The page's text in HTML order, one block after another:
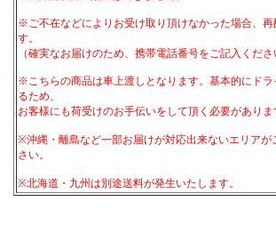
※ご不在などによりお受け取り頂けなかった場合、再
す。
（確実なお届けのため、携帯電話番号をご記入くださ
※こちらの商品は車上渡しとなります。基本的にド
るため、
お客様にも荷受けのお手伝いをして頂く必要がありま
※沖縄・離島など一部お届けが対応出来ないエリアが
さい。
※北海道・九州は別途送料が発生いたします。